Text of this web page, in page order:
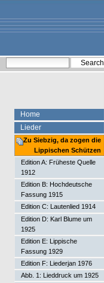
content.
navigation
Personal
tools
Home
Lieder
Zu Siebzig, da zogen die
Lippischen Schützen
Edition A: Früheste Quelle
1912
Edition B: Hochdeutsche
Fassung 1915
Edition C: Lautenlied 1914
Edition D: Karl Blume um
1925
Edition E: Lippische
Fassung 1929
Edition F: Liederjan 1976
Abb. 1: Lieddruck um 1925